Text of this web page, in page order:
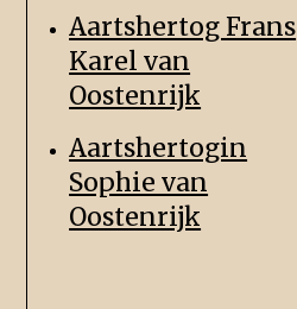
Aartshertog Frans
Karel van
Oostenrijk
Aartshertogin
Sophie van
Oostenrijk